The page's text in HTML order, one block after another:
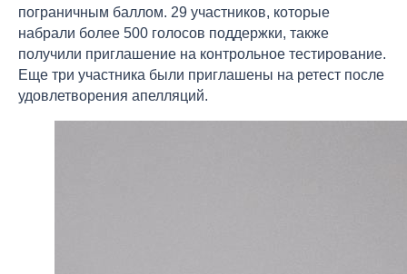
пограничным баллом. 29 участников, которые
набрали более 500 голосов поддержки, также
получили приглашение на контрольное тестирование.
Еще три участника были приглашены на ретест после
удовлетворения апелляций.